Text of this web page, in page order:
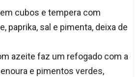
cubos e tempera com
paprika, sal e pimenta, deixa de
azeite faz um refogado com a
e pimentos verdes,